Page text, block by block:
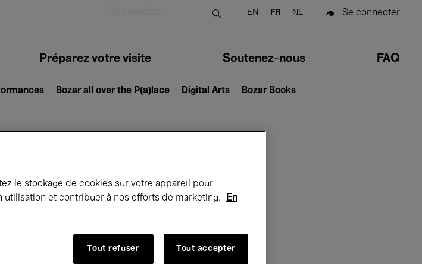
Submit search
EN FR NL Se connecter
Préparez votre visite Soutenez-nous FAQ
Bozar all over the P(a)lace Digital Arts Bozar Books
à Bozar
le stockage de cookies sur votre appareil pour
utilisation et contribuer à nos efforts de marketing.
En
Tout refuser Tout accepter